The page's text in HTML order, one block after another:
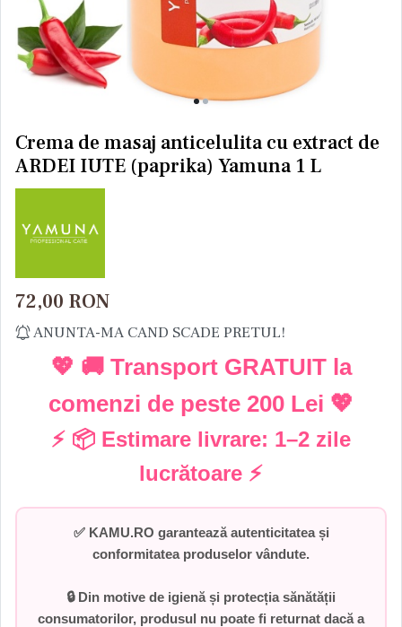
Crema de masaj anticelulita cu extract de
ARDEI IUTE (paprika) Yamuna 1 L
72,00 RON
ANUNTA-MA CAND SCADE PRETUL!
💖 🚚 Transport GRATUIT la
comenzi de peste 200 Lei 💖
⚡ 📦 Estimare livrare: 1–2 zile
lucrătoare ⚡
✅ KAMU.RO garantează autenticitatea și
conformitatea produselor vândute.
🔒 Din motive de igienă și protecția sănătății
consumatorilor, produsul nu poate fi returnat dacă a